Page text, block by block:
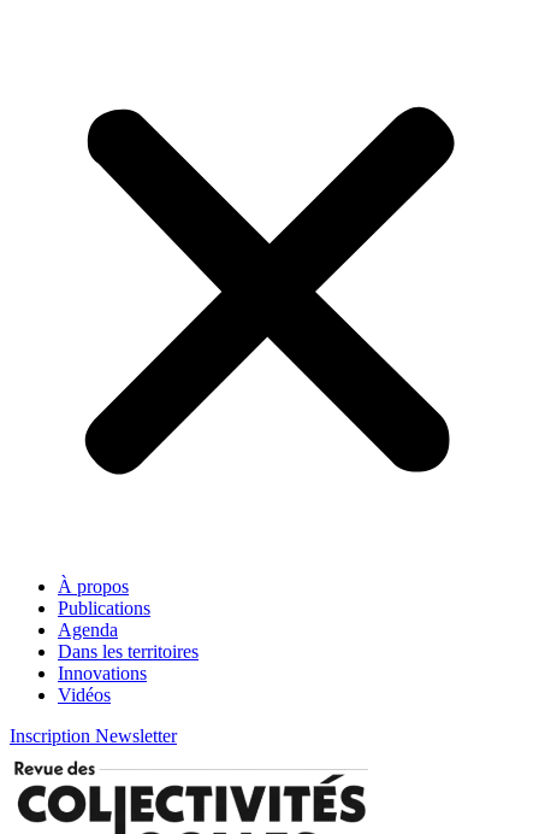
À propos
Publications
Agenda
Dans les territoires
Innovations
Vidéos
Inscription Newsletter